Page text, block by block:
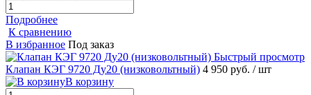
Подробнее
К сравнению
В избранное Под заказ
Быстрый просмотр
Клапан КЭГ 9720 Ду20 (низковольтный) 4 950 руб. / шт
В корзину